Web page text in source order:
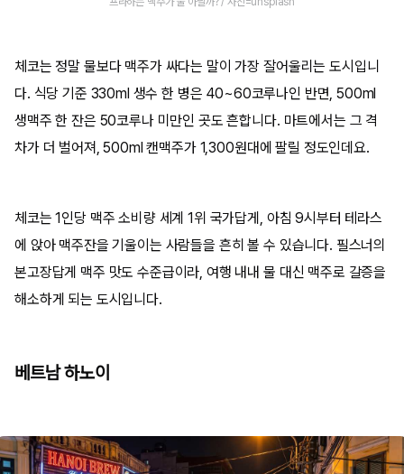
체코는 정말 물보다 맥주가 싸다는 말이 가장 잘어울리는 도시입니
다. 식당 기준 330ml 생수 한 병은 40~60코루나인 반면, 500ml
생맥주 한 잔은 50코루나 미만인 곳도 흔합니다. 마트에서는 그 격
차가 더 벌어져, 500ml 캔맥주가 1,300원대에 팔릴 정도인데요.
체코는 1인당 맥주 소비량 세계 1위 국가답게, 아침 9시부터 테라스
에 앉아 맥주잔을 기울이는 사람들을 흔히 볼 수 있습니다. 필스너의
본고장답게 맥주 맛도 수준급이라, 여행 내내 물 대신 맥주로 갈증을
해소하게 되는 도시입니다.
베트남 하노이